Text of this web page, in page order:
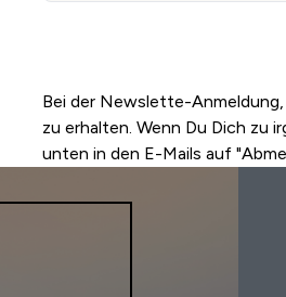
Bei der Newslette-
zu erhalten. Wenn Du Dich zu
unten in den E-Mails auf